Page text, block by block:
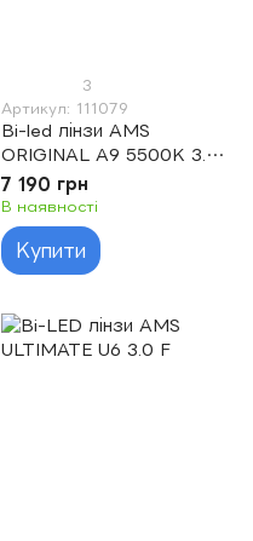
3
Артикул: 111079
Bi-led лінзи AMS
ORIGINAL A9 5500K 3.0
F/R 59/67W
7 190 грн
В наявності
Купити